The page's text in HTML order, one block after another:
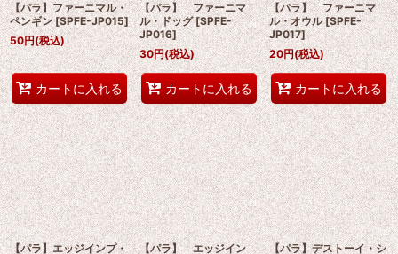
【パラ】ファーニマル・
ペンギン [SPFE-JP015]
50円(税込)
カートに入れる
【パラ】 ファーニマ
ル・ドッグ [SPFE-
JP016]
30円(税込)
カートに入れる
【パラ】 ファーニマ
ル・オウル [SPFE-
JP017]
20円(税込)
カートに入れる
【パラ】エッジインプ・
【パラ】 エッジイン
【パラ】デストーイ・シ